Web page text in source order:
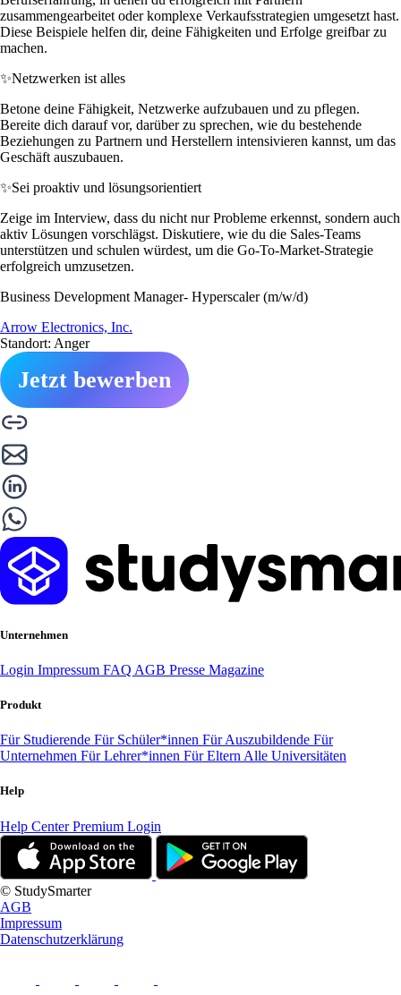
zusammengearbeitet oder komplexe Verkaufsstrategien umgesetzt hast.
Diese Beispiele helfen dir, deine Fähigkeiten und Erfolge greifbar zu
machen.
✨Netzwerken ist alles
Betone deine Fähigkeit, Netzwerke aufzubauen und zu pflegen.
Bereite dich darauf vor, darüber zu sprechen, wie du bestehende
Beziehungen zu Partnern und Herstellern intensivieren kannst, um das
Geschäft auszubauen.
✨Sei proaktiv und lösungsorientiert
Zeige im Interview, dass du nicht nur Probleme erkennst, sondern auch
aktiv Lösungen vorschlägst. Diskutiere, wie du die Sales-Teams
unterstützen und schulen würdest, um die Go-To-Market-Strategie
erfolgreich umzusetzen.
Business Development Manager- Hyperscaler (m/w/d)
Arrow Electronics, Inc.
Standort: Anger
Jetzt bewerben
Unternehmen
Login Impressum FAQ AGB Presse Magazine
Produkt
Für Studierende Für Schüler*innen Für Auszubildende Für
Unternehmen Für Lehrer*innen Für Eltern Alle Universitäten
Help
Help CenterPremium Login
© StudySmarter
AGB
Impressum
Datenschutzerklärung